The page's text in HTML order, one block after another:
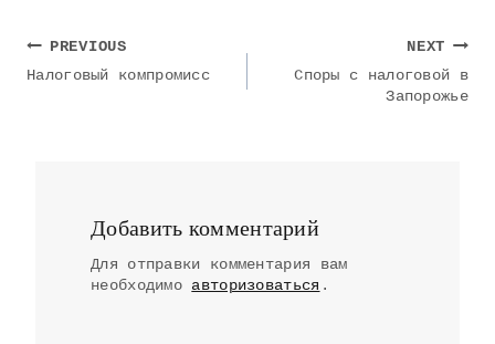
Навигация
по
PREVIOUS
Налоговый компромисс
NEXT
Споры с налоговой в
Запорожье
Добавить комментарий
Для отправки комментария вам
необходимо авторизоваться .